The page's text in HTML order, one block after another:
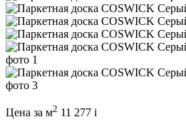
Цена за м2 11 277 i